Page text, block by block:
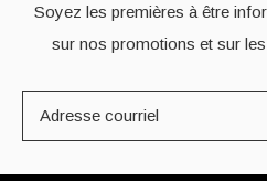
Soyez les premières à être
sur nos promotions et sur